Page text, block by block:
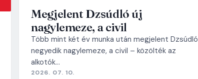
Megjelent Dzsúdló új
nagylemeze, a civil
Több mint két év munka után megjelent Dzsúdló
negyedik nagylemeze, a civil – közölték az
alkotók…
2026. 07. 10.